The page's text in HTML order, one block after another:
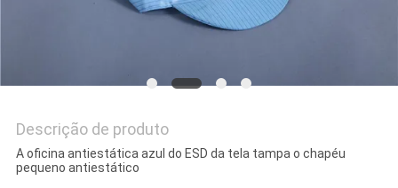
Descrição de produto
A oficina antiestática azul do ESD da tela tampa o chapéu
pequeno antiestático